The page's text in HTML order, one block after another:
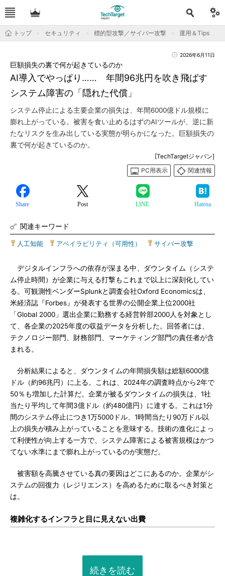
トップ セキュリティ 標的型攻撃／サイバー攻撃 運用＆Tips
2026年6月11日
AI導入でやっぱり…… 年間96兆円を吹き飛ばす
システム障害の「隠れた代償」
巨額損失の裏で何が起きているのか
システム停止による主要企業の損失は、年間6000億ドル規模に
膨れ上がっている。被害を食い止めるはずのAIツールが、逆に新
たなリスクを生み出している実態が明らかになった。巨額損失の
裏で何が起きているのか。
[TechTargetジャパン]
PC用表示
関連情報
Share Post LINE Hatena
関連キーワード
人工知能 アベイラビリティ（可用性） サイバー攻撃
デジタルインフラへの依存が深まる中、ダウンタイム（システ
ム停止時間）が企業に与える打撃もこれまで以上に深刻化してい
る。可観測性ベンダーSplunkと調査会社Oxford Economicsは、
米経済誌『Forbes』が発表する世界の公開企業上位2000社
「Global 2000」選出企業に勤務する経営幹部2000人を対象とし
て、各企業の2025年度の収益データを分析した。回答者には、
テクノロジー部門、財務部門、マーケティング部門の責任者が含
まれる。
分析結果によると、ダウンタイムの年間損失額は総額6000億
ドル（約96兆円）に上る。これは、2024年の調査時点から2年で
50％も増加した計算だ。企業が被るダウンタイムの損失は、1社
当たり平均して年間3億ドル（約480億円）に達する。これは1分
間のシステム停止につき1万5000ドル、1時間当たり90万ドル以
上の損失が積み上がっていることを意味する。技術の進化によっ
て利便性が向上する一方で、システム障害による被害規模はかつ
てない水準にまで膨れ上がっているのが実態だ。
被害額を高騰させている真の要因はどこにあるのか。企業がシ
ステムの回復力（レジリエンス）を高めるために取るべき対策と
は。
複雑化するインフラと目に見えない出費
続きを読む